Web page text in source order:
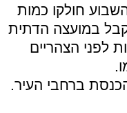
חולקו כמות
במועצה הדתית
לפני הצהריים
ברחבי העיר.